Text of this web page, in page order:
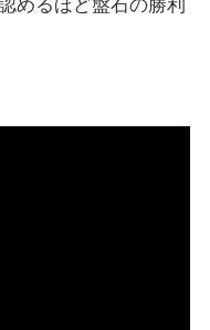
めるほど盤石の勝利